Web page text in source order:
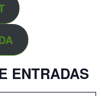
ENTRADAS